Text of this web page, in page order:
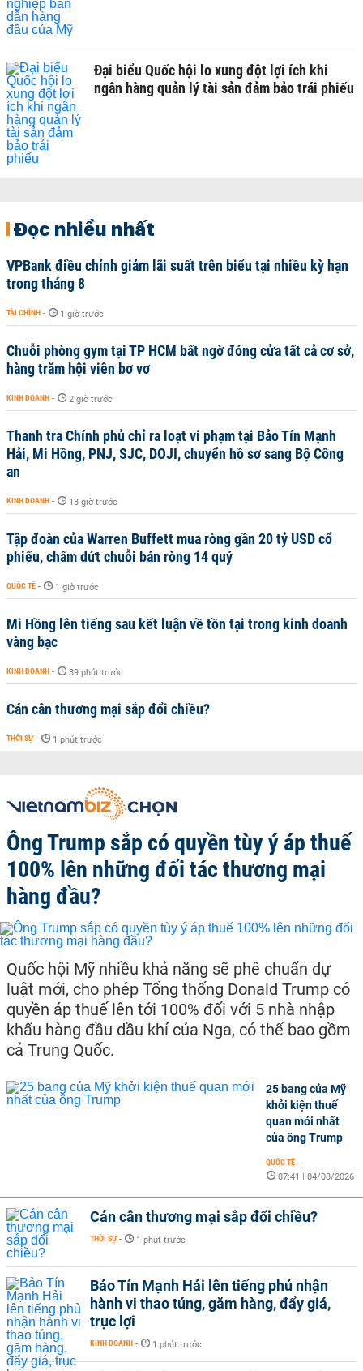
Đại biểu Quốc hội lo xung đột lợi ích khi
ngân hàng quản lý tài sản đảm bảo trái phiếu
Đọc nhiều nhất
VPBank điều chỉnh giảm lãi suất trên biểu tại nhiều kỳ hạn
trong tháng 8
TÀI CHÍNH - 1 giờ trước
Chuỗi phòng gym tại TP HCM bất ngờ đóng cửa tất cả cơ sở,
hàng trăm hội viên bơ vơ
KINH DOANH - 2 giờ trước
Thanh tra Chính phủ chỉ ra loạt vi phạm tại Bảo Tín Mạnh
Hải, Mi Hồng, PNJ, SJC, DOJI, chuyển hồ sơ sang Bộ Công
an
KINH DOANH - 13 giờ trước
Tập đoàn của Warren Buffett mua ròng gần 20 tỷ USD cổ
phiếu, chấm dứt chuỗi bán ròng 14 quý
QUỐC TẾ - 1 giờ trước
Mi Hồng lên tiếng sau kết luận về tồn tại trong kinh doanh
vàng bạc
KINH DOANH - 39 phút trước
Cán cân thương mại sắp đổi chiều?
THỜI SỰ - 1 phút trước
Ông Trump sắp có quyền tùy ý áp thuế
100% lên những đối tác thương mại
hàng đầu?
Quốc hội Mỹ nhiều khả năng sẽ phê chuẩn dự
luật mới, cho phép Tổng thống Donald Trump có
quyền áp thuế lên tới 100% đối với 5 nhà nhập
khẩu hàng đầu dầu khí của Nga, có thể bao gồm
cả Trung Quốc.
25 bang của Mỹ
khởi kiện thuế
quan mới nhất
của ông Trump
QUỐC TẾ -
07:41 | 04/08/2026
Cán cân thương mại sắp đổi chiều?
THỜI SỰ - 1 phút trước
Bảo Tín Mạnh Hải lên tiếng phủ nhận
hành vi thao túng, găm hàng, đẩy giá,
trục lợi
KINH DOANH - 1 phút trước